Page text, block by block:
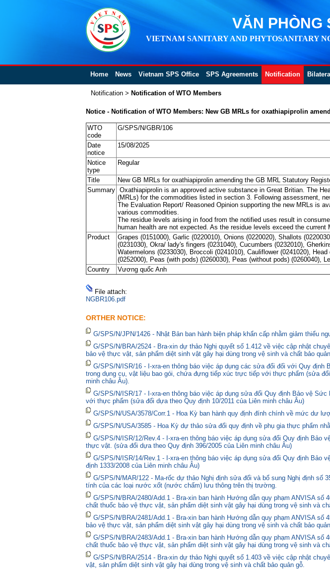
VĂN PHÒNG
VIETNAM SANITARY AND PHYTOSANITARY
Home News Vietnam SPS Office SPS Agreements Notification
Notification> Notification of WTO Members
Notice - Notification of WTO Members: New GB MRLs for oxathiapiprolin
WTO
code
G/SPS/N/GBR/106
Date
notice
15/08/2025
Notice
type
Regular
Title
New GB MRLs for oxathiapiprolin amending the GB MRL Statutory
Summary
Oxathiapiprolin is an approved active substance in Great Britian. The
(MRLs) for the commodities listed in section 3. Following assessment,
The Evaluation Report/ Reasoned Opinion supporting the new MRLs is
various commodities.
The residue levels arising in food from the notified uses result in
human health are not expected. As the residue levels exceed the
Product
Grapes (0151000), Garlic (0220010), Onions (0220020), Shallots
(0231030), Okra/ lady's fingers (0231040), Cucumbers (0232010),
Watermelons (0233030), Broccoli (0241010), Cauliflower (0241020),
(0252000), Peas (with pods) (0260030), Peas (without pods) (0260040),
Country
Vương quốc Anh
File attach:
NGBR106.pdf
ORTHER NOTICE:
G/SPS/N/JPN/1426 - Nhật Bản ban hành biện pháp khẩn cấp nhằm giảm thiểu
G/SPS/N/BRA/2524 - Bra-xin dự thảo Nghị quyết số 1.412 về việc cập nhật
bảo vệ thực vật, sản phẩm diệt sinh vật gây hại dùng trong vệ sinh và chất bảo
G/SPS/N/ISR/16 - I-xra-en thông báo việc áp dụng các sửa đổi đối với Quy
trong dụng cụ, vật liệu bao gói, chứa đựng tiếp xúc trực tiếp với thực phẩm (sửa
minh châu Âu).
G/SPS/N/ISR/17 - I-xra-en thông báo việc áp dụng sửa đổi Quy định Bảo vệ
với thực phẩm (sửa đổi dựa theo Quy định 10/2011 của Liên minh châu Âu)
G/SPS/N/USA/3578/Corr.1 - Hoa Kỳ ban hành quy định đính chính về mức dư
G/SPS/N/USA/3585 - Hoa Kỳ dự thảo sửa đổi quy định về phụ gia thực phẩm
G/SPS/N/ISR/12/Rev.4 - I-xra-en thông báo việc áp dụng sửa đổi Quy định
thực vật. (sửa đổi dựa theo Quy định 396/2005 của Liên minh châu Âu)
G/SPS/N/ISR/14/Rev.1 - I-xra-en thông báo việc áp dụng sửa đổi Quy định
định 1333/2008 của Liên minh châu Âu)
G/SPS/N/MAR/122 - Ma-rốc dự thảo Nghị định sửa đổi và bổ sung Nghị định số
tính của các loại nước xốt (nước chấm) lưu thông trên thị trường.
G/SPS/N/BRA/2480/Add.1 - Bra-xin ban hành Hướng dẫn quy phạm ANVISA
chất thuốc bảo vệ thực vật, sản phẩm diệt sinh vật gây hại dùng trong vệ sinh và
G/SPS/N/BRA/2481/Add.1 - Bra-xin ban hành Hướng dẫn quy phạm ANVISA
bảo vệ thực vật, sản phẩm diệt sinh vật gây hại dùng trong vệ sinh và chất bảo
G/SPS/N/BRA/2483/Add.1 - Bra-xin ban hành Hướng dẫn quy phạm ANVISA
chất thuốc bảo vệ thực vật, sản phẩm diệt sinh vật gây hại dùng trong vệ sinh và
G/SPS/N/BRA/2514 - Bra-xin dự thảo Nghị quyết số 1.403 về việc cập nhật
vật, sản phẩm diệt sinh vật gây hại dùng trong vệ sinh và chất bảo quản gỗ.